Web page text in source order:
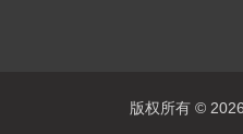
版权所有 ©